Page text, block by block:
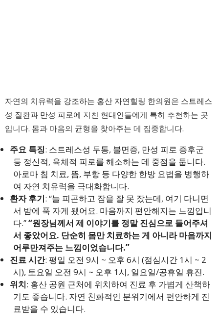
자연의 치유력을 강조하는 홍산 자연힐링 한의원은 스트레스
성 질환과 만성 피로에 지친 현대인들에게 특히 추천하는 곳
입니다. 몸과 마음의 균형을 찾아주는 데 집중합니다.
주요 특징: 스트레스성 두통, 불면증, 만성 피로 증후군
등 정신적, 육체적 피로를 해소하는 데 중점을 둡니다.
아로마 침 치료, 뜸, 부항 등 다양한 한방 요법을 병행하
여 자연 치유력을 극대화합니다.
환자 후기: “늘 피곤하고 잠을 잘 못 잤는데, 여기 다니면
서 밤에 푹 자게 됐어요. 마음까지 편안해지는 느낌입니
다.”“원장님께서 제 이야기를 정말 진심으로 들어주셔
서 좋았어요. 단순히 몸만 치료하는 게 아니라 마음까지
어루만져주는 느낌이었습니다.”
진료 시간: 평일 오전 9시 ~ 오후 6시 (점심시간 1시 ~ 2
시), 토요일 오전 9시 ~ 오후 1시, 일요일/공휴일 휴진.
위치: 홍산 공원 근처에 위치하여 진료 후 가볍게 산책하
기도 좋습니다. 자연 친화적인 분위기에서 편안하게 진
료받을 수 있습니다.